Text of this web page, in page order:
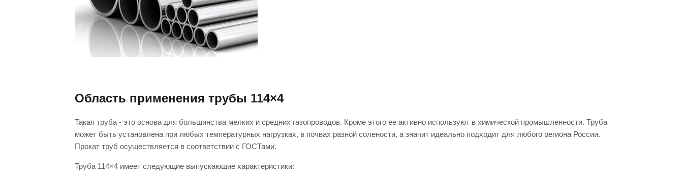
Область применения трубы 114×4
Такая труба - это основа для большинства мелких и средних газопроводов. Кроме этого ее активно используют в химической промышленности. Труба
может быть установлена при любых температурных нагрузках, в почвах разной солености, а значит идеально подходит для любого региона России.
Прокат труб осуществляется в соответствии с ГОСТами.
Труба 114×4 имеет следующие выпускающие характеристики: